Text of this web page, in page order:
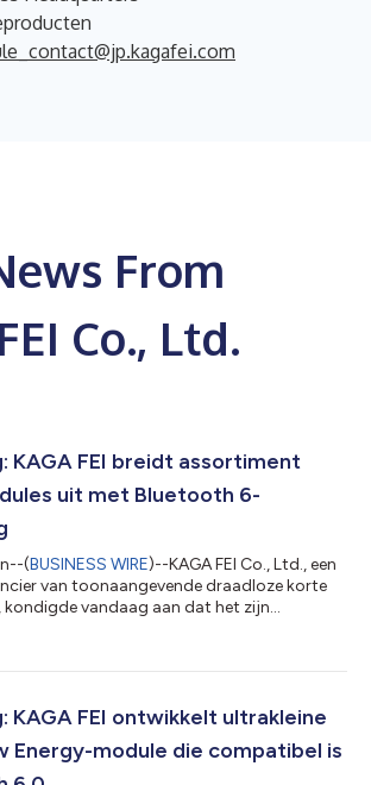
From
Co., Ltd.
KAGA FEI breidt assortiment
uit met Bluetooth 6-
(BUSINESS WIRE)--KAGA FEI Co., Ltd., een
van toonaangevende draadloze korte
vandaag aan dat het zijn
geheugencapaciteiten en vormen
ingebouwde antenne en ondersteunen
maken gebruik van ee...
KAGA FEI ontwikkelt ultrakleine
Energy-module die compatibel is